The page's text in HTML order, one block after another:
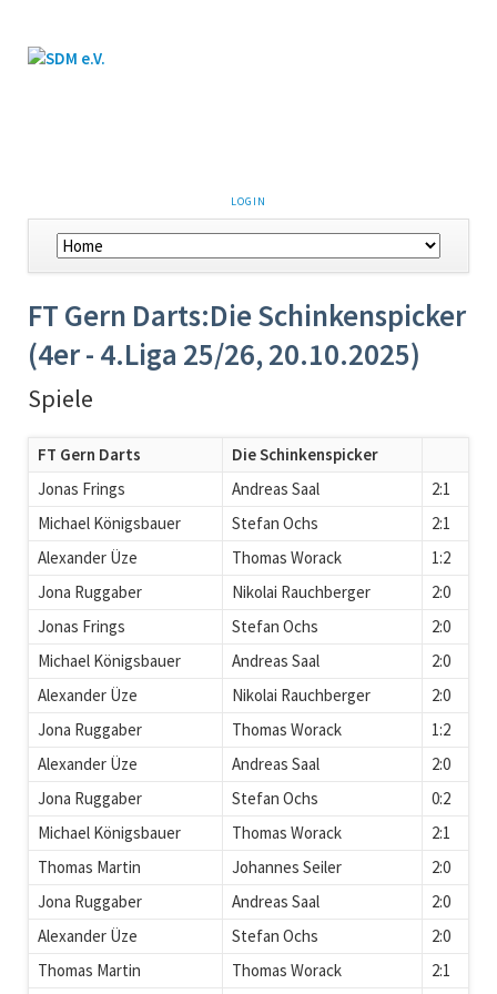
LOGIN
FT Gern Darts:Die Schinkenspicker
(4er - 4.Liga 25/26, 20.10.2025)
Spiele
FT Gern Darts
Die Schinkenspicker
Jonas Frings
Andreas Saal
2:1
Michael Königsbauer
Stefan Ochs
2:1
Alexander Üze
Thomas Worack
1:2
Jona Ruggaber
Nikolai Rauchberger
2:0
Jonas Frings
Stefan Ochs
2:0
Michael Königsbauer
Andreas Saal
2:0
Alexander Üze
Nikolai Rauchberger
2:0
Jona Ruggaber
Thomas Worack
1:2
Alexander Üze
Andreas Saal
2:0
Jona Ruggaber
Stefan Ochs
0:2
Michael Königsbauer
Thomas Worack
2:1
Thomas Martin
Johannes Seiler
2:0
Jona Ruggaber
Andreas Saal
2:0
Alexander Üze
Stefan Ochs
2:0
Thomas Martin
Thomas Worack
2:1